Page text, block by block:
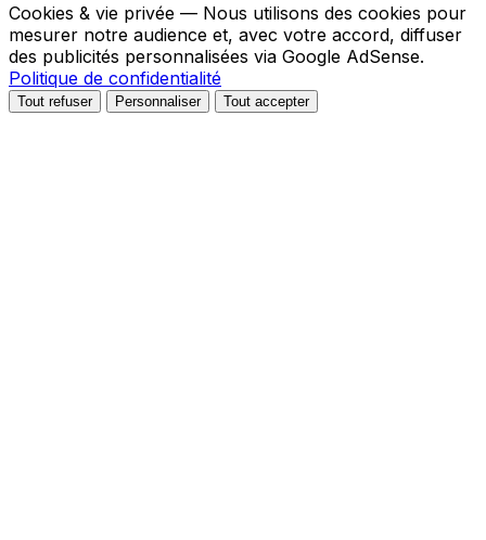
Cookies & vie privée — Nous utilisons des cookies pour
mesurer notre audience et, avec votre accord, diffuser
des publicités personnalisées via Google AdSense.
Politique de confidentialité
Tout refuser Personnaliser Tout accepter